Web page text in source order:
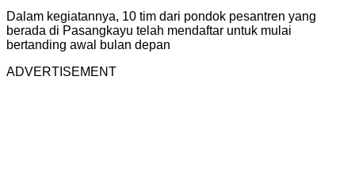
Dalam kegiatannya, 10 tim dari pondok pesantren yang
berada di Pasangkayu telah mendaftar untuk mulai
bertanding awal bulan depan
ADVERTISEMENT